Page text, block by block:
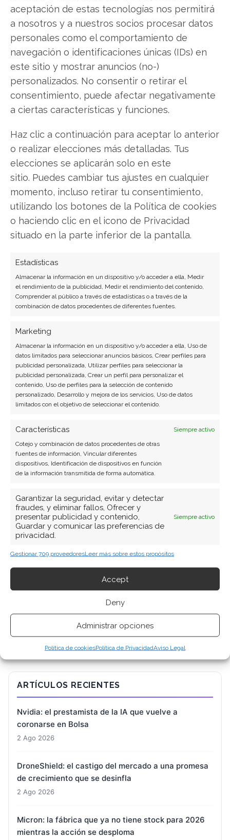
aceptación de estas tecnologías nos permitirá
a nosotros y a nuestros socios procesar datos
personales como el comportamiento de
navegación o identificaciones únicas (IDs) en
este sitio y mostrar anuncios (no-)
personalizados. No consentir o retirar el
consentimiento, puede afectar negativamente
a ciertas características y funciones.
Haz clic a continuación para aceptar lo anterior
o realizar elecciones más detalladas. Tus
elecciones se aplicarán solo en este
sitio. Puedes cambiar tus ajustes en cualquier
momento, incluso retirar tu consentimiento,
utilizando los botones de la Política de cookies
o haciendo clic en el icono de Privacidad
situado en la parte inferior de la pantalla.
Estadísticas
Almacenar la información en un dispositivo y/o acceder a ella, Medir
el rendimiento de la publicidad, Medir el rendimiento del contenido,
Comprender al público a través de estadísticas o a través de la
combinación de datos procedentes de diferentes fuentes.
Marketing
Almacenar la información en un dispositivo y/o acceder a ella, Uso de
datos limitados para seleccionar anuncios básicos, Crear perfiles para
publicidad personalizada, Utilizar perfiles para seleccionar la
publicidad personalizada, Crear un perfil para personalizar el
contenido, Uso de perfiles para la selección de contenido
personalizado, Desarrollo y mejora de los servicios, Uso de datos
limitados con el objetivo de seleccionar el contenido.
Características
Siempre activo
Cotejo y combinación de datos procedentes de otras
fuentes de información, Vincular diferentes
dispositivos, Identificación de dispositivos en función
de la información transmitida de forma automática.
Garantizar la seguridad, evitar y detectar
fraudes, y eliminar fallos, Ofrecer y
presentar publicidad y contenido,
Guardar y comunicar las preferencias de
privacidad.
Siempre activo
Gestionar 709 proveedoresLeer más sobre estos propósitos
Accept
Deny
Administrar opciones
Política de cookiesPolítica de PrivacidadAviso Legal
Alphabet: ¿Comprar o vender? ¡Lee más aquí!
Alphabet
Compartir este artículo
Facebook
LinkedIn
Copiar enlace
SOBRE EL AUTOR
Javier Martínez González
tecnológico. Analiza las últimas tendencias en
hardware, software empresarial y computación en
la nube.
Ver todos los artículos →
ARTÍCULOS RECIENTES
Nvidia: el prestamista de la IA que vuelve a
coronarse en Bolsa
2 Ago 2026
DroneShield: el castigo del mercado a una promesa
de crecimiento que se desinfla
2 Ago 2026
Micron: la fábrica que ya no tiene stock para 2026
mientras la acción se desploma